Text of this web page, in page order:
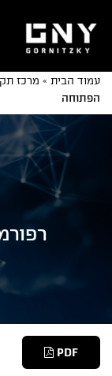
עמוד הבית » מרכז
הפתוחה
PDF